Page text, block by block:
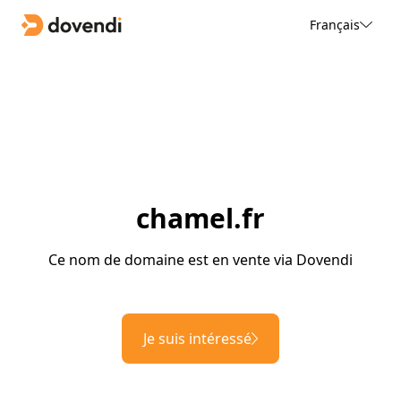
Français
chamel.fr
Ce nom de domaine est en vente via Dovendi
Je suis intéressé